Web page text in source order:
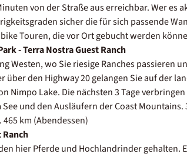
von der Straße aus erreichbar. Wer es
sicher die für sich passende
Touren, die vor Ort gebucht werden
- Terra Nostra Guest Ranch
Westen, wo Sie riesige Ranches passieren
über den Highway 20 gelangen Sie auf der
Nimpo Lake. Die nächsten 3 Tage
und den Ausläufern der Coast
465 km (Abendessen)
Ranch
hier Pferde und Hochlandrinder gehalten.